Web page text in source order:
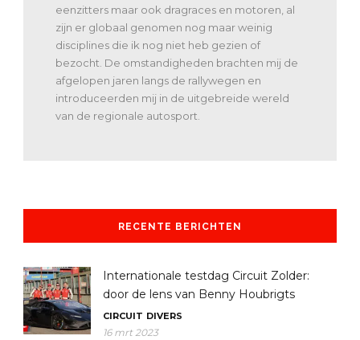
eenzitters maar ook dragraces en motoren, al
zijn er globaal genomen nog maar weinig
disciplines die ik nog niet heb gezien of
bezocht. De omstandigheden brachten mij de
afgelopen jaren langs de rallywegen en
introduceerden mij in de uitgebreide wereld
van de regionale autosport.
RECENTE BERICHTEN
Internationale testdag Circuit Zolder:
door de lens van Benny Houbrigts
CIRCUIT DIVERS
16 mrt 2023